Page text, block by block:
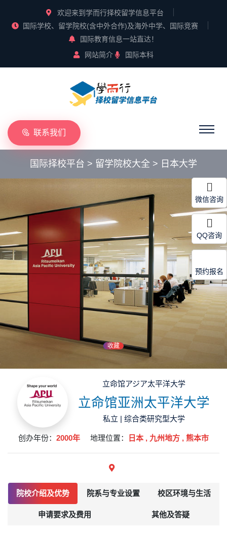
欢迎来到学而行择校留学信息平台
国际学校、留学院校(含中外合作)及海外中学、国际竞赛
国际教育信息一站直达！
网站简介
国际本科
联系我们
国际择校平台 > 留学院校大全 > 日本大学
收藏
立命馆アジア太平洋大学
立命馆亚洲太平洋大学
私立 | 综合类研究型大学
创办年份： 2000年 地理位置： 日本 , 九州地方 , 熊本市
院校介绍及优势 院系与专业设置 校区环境与生活
申请要求及费用 其他及答疑
微信咨询
QQ咨询
预约报名